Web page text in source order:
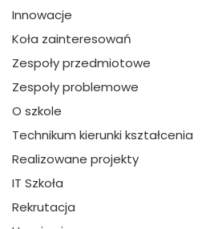
Innowacje
Koła zainteresowań
Zespoły przedmiotowe
Zespoły problemowe
O szkole
Technikum kierunki kształcenia
Realizowane projekty
IT Szkoła
Rekrutacja